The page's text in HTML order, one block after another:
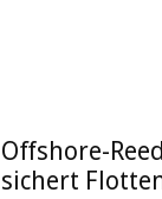
Offshore-
sichert